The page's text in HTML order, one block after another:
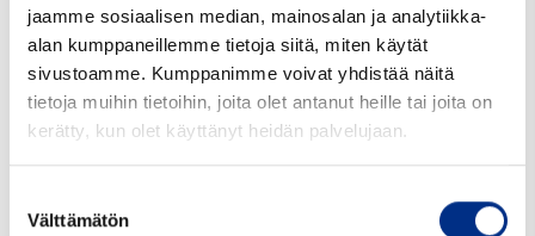
jaamme sosiaalisen median, mainosalan ja analytiikka-
alan kumppaneillemme tietoja siitä, miten käytät
sivustoamme. Kumppanimme voivat yhdistää näitä
tietoja muihin tietoihin, joita olet antanut heille tai joita on
kerätty, kun olet käyttänyt heidän palvelujaan.
valinta
Välttämätön
Suu mm:
18
Pakkaustiedot: 2000 kpl*3 pussia=6000 ltk
Minimitilausmäärä kpl: